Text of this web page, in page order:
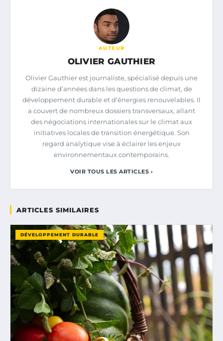
AUTEUR
OLIVIER GAUTHIER
Olivier Gauthier est journaliste, spécialisé depuis une
dizaine d’années dans les questions de climat, de
développement durable et d’énergies renouvelables. Il
a couvert de nombreux dossiers transversaux, allant
des négociations internationales sur le climat aux
initiatives locales de transition énergétique. Son
regard analytique vise à éclairer les enjeux
environnementaux contemporains.
VOIR TOUS LES ARTICLES ›
ARTICLES SIMILAIRES
DÉVELOPPEMENT DURABLE